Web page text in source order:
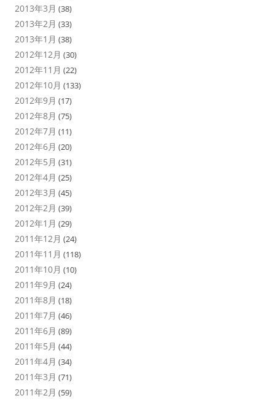
2013年3月 (38)
2013年2月 (33)
2013年1月 (38)
2012年12月 (30)
2012年11月 (22)
2012年10月 (133)
2012年9月 (17)
2012年8月 (75)
2012年7月 (11)
2012年6月 (20)
2012年5月 (31)
2012年4月 (25)
2012年3月 (45)
2012年2月 (39)
2012年1月 (29)
2011年12月 (24)
2011年11月 (118)
2011年10月 (10)
2011年9月 (24)
2011年8月 (18)
2011年7月 (46)
2011年6月 (89)
2011年5月 (44)
2011年4月 (34)
2011年3月 (71)
2011年2月 (59)